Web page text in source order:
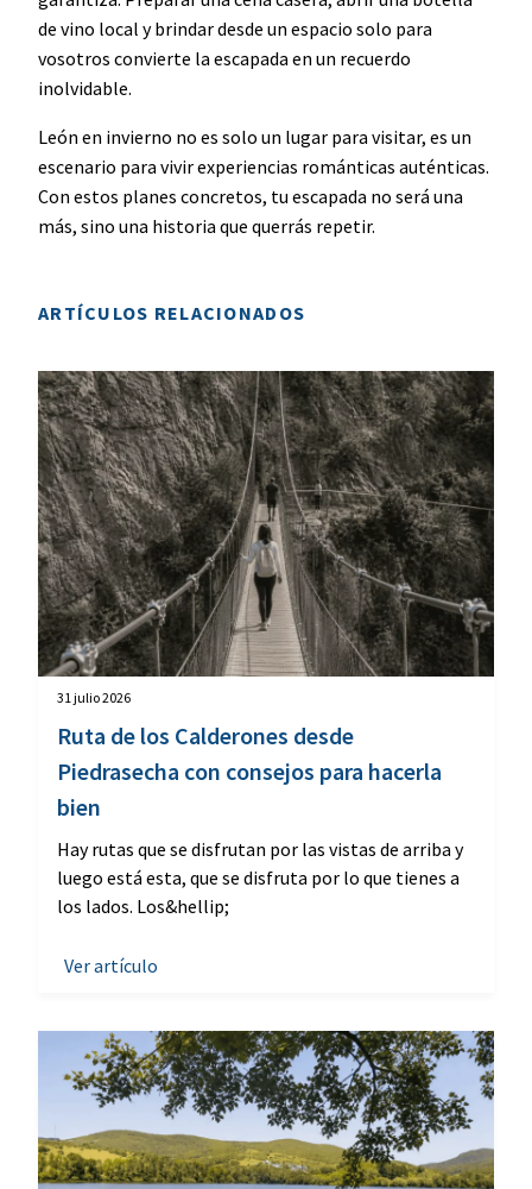
de vino local y brindar desde un espacio solo para
vosotros convierte la escapada en un recuerdo
inolvidable.
León en invierno no es solo un lugar para visitar, es un
escenario para vivir experiencias románticas auténticas.
Con estos planes concretos, tu escapada no será una
más, sino una historia que querrás repetir.
ARTÍCULOS RELACIONADOS
31 julio 2026
Ruta de los Calderones desde
Piedrasecha con consejos para hacerla
bien
Hay rutas que se disfrutan por las vistas de arriba y
luego está esta, que se disfruta por lo que tienes a
los lados. Los&hellip;
Ver artículo